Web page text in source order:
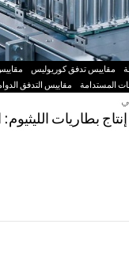
مقاييس تدفق كوريوليس
المستدامة مقاييس التدفق
بطاريات الليثيوم: